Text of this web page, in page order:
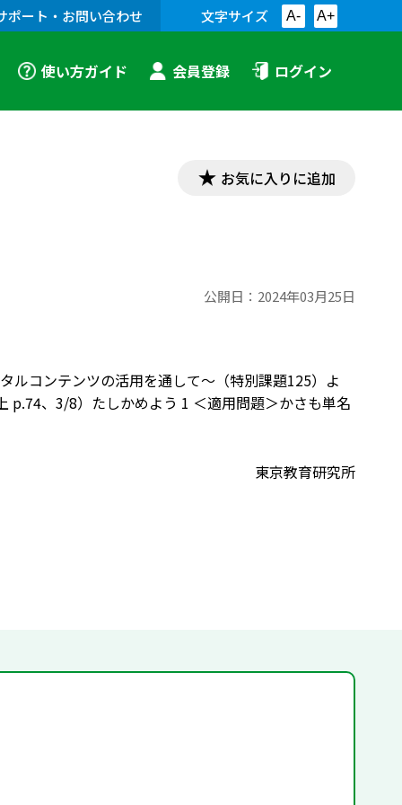
ポート・お問い合わせ 文字サイズ A- A+
使い方ガイド 会員登録 ログイン
お気に入りに追加
公開日： 2024年03月25日
ルコンテンツの活用を通して～（特別課題125）よ
p.74、3/8）たしかめよう 1 ＜適用問題＞かさも単名
東京教育研究所